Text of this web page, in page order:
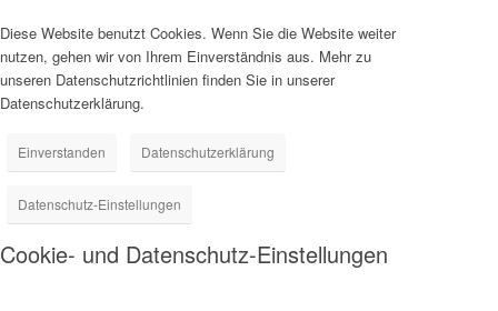
Diese Website benutzt Cookies. Wenn Sie die Website weiter
nutzen, gehen wir von Ihrem Einverständnis aus. Mehr zu
unseren Datenschutzrichtlinien finden Sie in unserer
Datenschutzerklärung.
Einverstanden Datenschutzerklärung
Datenschutz-Einstellungen
Cookie- und Datenschutz-Einstellungen